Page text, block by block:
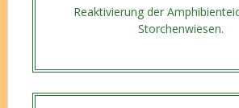
Reaktivierung der
Storchenwiesen.